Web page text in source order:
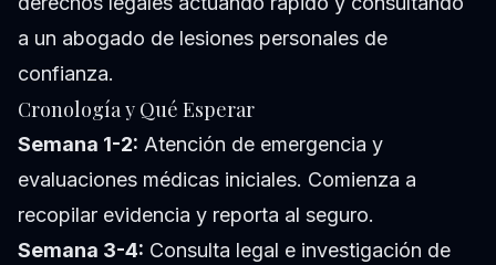
a un abogado de lesiones personales de
confianza.
Cronología y Qué Esperar
Semana 1-2: Atención de emergencia y
evaluaciones médicas iniciales. Comienza a
recopilar evidencia y reporta al seguro.
Semana 3-4: Consulta legal e investigación de